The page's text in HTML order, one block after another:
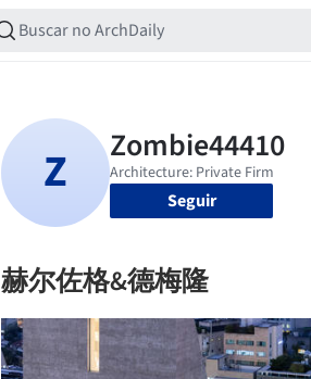
Seguir
赫尔佐格&德梅隆